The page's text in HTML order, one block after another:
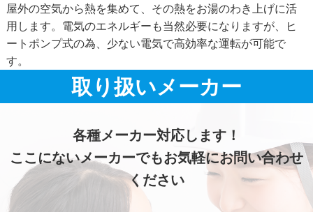
屋外の空気から熱を集めて、その熱をお湯のわき上げに活
用します。電気のエネルギーも当然必要になりますが、ヒ
ートポンプ式の為、少ない電気で高効率な運転が可能で
す。
取り扱いメーカー
各種メーカー対応します！
ここにないメーカーでもお気軽にお問い合わせ
ください